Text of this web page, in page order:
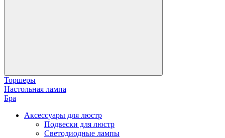
Торшеры
Настольная лампа
Бра
Аксессуары для люстр
Подвески для люстр
Светодиодные лампы